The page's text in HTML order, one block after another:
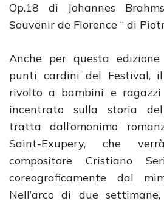
Op.18 di Johannes
Souvenir de Florence “ di
Anche per questa
punti cardini del Festival,
rivolto a bambini e
incentrato sulla storia
tratta dall’omonimo
Saint-Exupery, che
compositore Cristiano
coreograficamente dal
Nell’arco di due